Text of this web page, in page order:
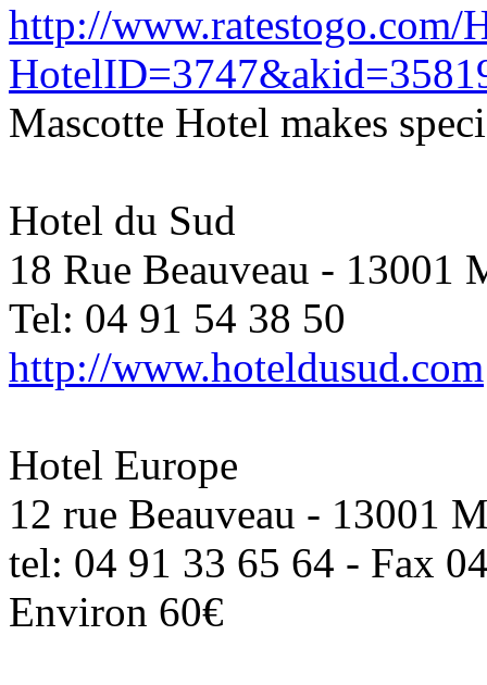
http://www.ratestogo.com/
Mascotte Hotel makes
Hotel du Sud
18 Rue Beauveau - 13001
Tel: 04 91 54 38 50
http://www.hoteldusud.com
Hotel Europe
12 rue Beauveau - 13001
tel: 04 91 33 65 64 - Fax
Environ 60€